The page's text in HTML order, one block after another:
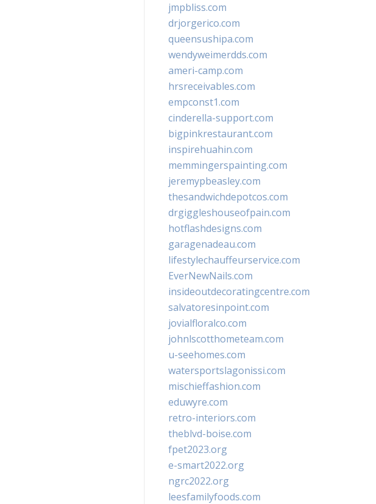
jmpbliss.com
drjorgerico.com
queensushipa.com
wendyweimerdds.com
ameri-camp.com
hrsreceivables.com
empconst1.com
cinderella-support.com
bigpinkrestaurant.com
inspirehuahin.com
memmingerspainting.com
jeremypbeasley.com
thesandwichdepotcos.com
drgiggleshouseofpain.com
hotflashdesigns.com
garagenadeau.com
lifestylechauffeurservice.com
EverNewNails.com
insideoutdecoratingcentre.com
salvatoresinpoint.com
jovialfloralco.com
johnlscotthometeam.com
u-seehomes.com
watersportslagonissi.com
mischieffashion.com
eduwyre.com
retro-interiors.com
theblvd-boise.com
fpet2023.org
e-smart2022.org
ngrc2022.org
leesfamilyfoods.com